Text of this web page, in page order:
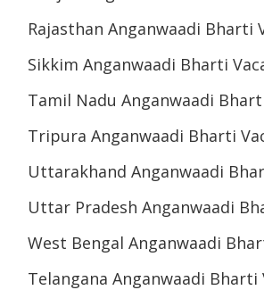
Rajasthan Anganwaadi Bharti
Sikkim Anganwaadi Bharti
Tamil Nadu Anganwaadi
Tripura Anganwaadi Bharti
Uttarakhand Anganwaadi
Uttar Pradesh Anganwaadi
West Bengal Anganwaadi
Telangana Anganwaadi Bharti